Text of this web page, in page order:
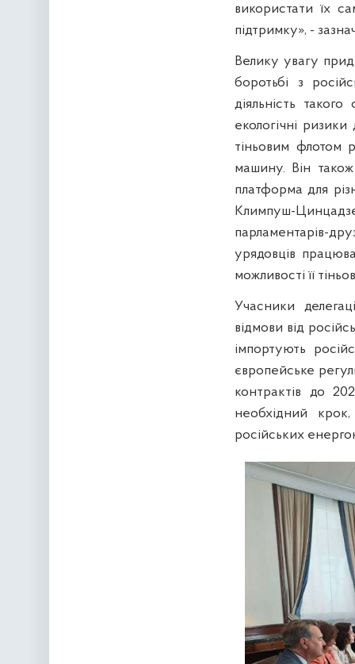
використати їх
підтримку», -
Велику увагу
боротьбі з
діяльність
екологічні
тіньовим флотом
машину. Він
платформа для
Климпуш-
парламентарів-
урядовців
можливості її
Учасники
відмови від
імпортують
європейське
контрактів до
необхідний
російських